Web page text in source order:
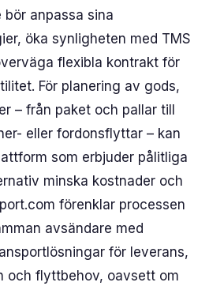
bör anpassa sina
öka synligheten med TMS
flexibla kontrakt för
För planering av gods,
– från paket och pallar till
eller fordonsflyttar – kan
som erbjuder pålitliga
minska kostnader och
förenklar processen
avsändare med
för leverans,
och flyttbehov, oavsett om